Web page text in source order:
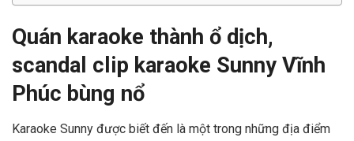
Quán karaoke thành ổ dịch,
scandal clip karaoke Sunny Vĩnh
Phúc bùng nổ
Karaoke Sunny được biết đến là một trong những địa điểm